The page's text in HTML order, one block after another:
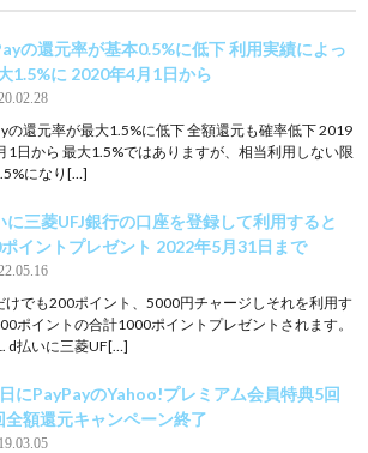
の還元率が基本0.5%に低下 利用実績によっ
1.5%に 2020年4月1日から
の還元率が最大1.5%に低下 全額還元も確率低下 2019
1日から 最大1.5%ではありますが、相当利用しない限
になり[…]
に三菱UFJ銀行の口座を登録して利用すると
イントプレゼント 2022年5月31日まで
けでも200ポイント、5000円チャージしそれを利用す
ポイントの合計1000ポイントプレゼントされます。
d払いに三菱UF[…]
にPayPayのYahoo!プレミアム会員特典5回
全額還元キャンペーン終了